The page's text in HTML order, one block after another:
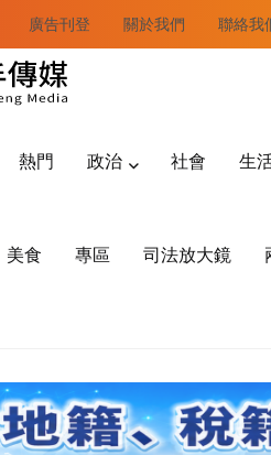
廣告刊登 關於我們 聯絡我
熱門 政治 社會 生
美食 專區 司法放大鏡